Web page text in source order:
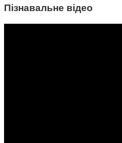
Пізнавальне відео